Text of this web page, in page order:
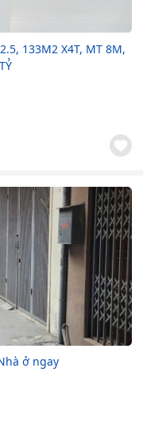
133M2 X4T, MT 8M,
ở ngay